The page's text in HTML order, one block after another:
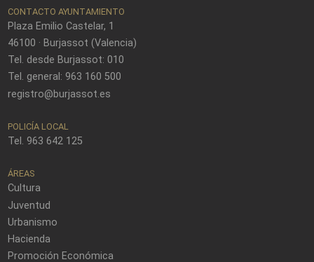
CONTACTO AYUNTAMIENTO
Plaza Emilio Castelar, 1
46100 · Burjassot (Valencia)
Tel. desde Burjassot: 010
Tel. general: 963 160 500
registro@burjassot.es
POLICÍA LOCAL
Tel. 963 642 125
ÁREAS
Cultura
Juventud
Urbanismo
Hacienda
Promoción Económica